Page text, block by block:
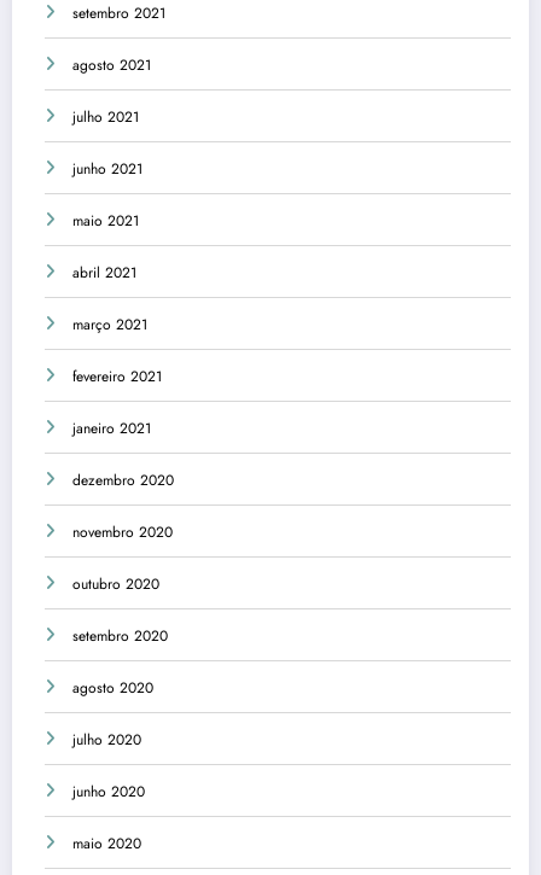
setembro 2021
agosto 2021
julho 2021
junho 2021
maio 2021
abril 2021
março 2021
fevereiro 2021
janeiro 2021
dezembro 2020
novembro 2020
outubro 2020
setembro 2020
agosto 2020
julho 2020
junho 2020
maio 2020